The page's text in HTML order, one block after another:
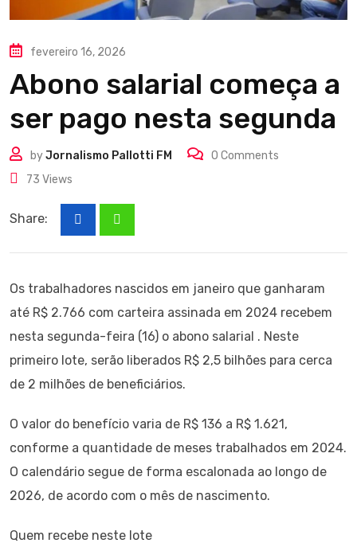
fevereiro 16, 2026
Abono salarial começa a
ser pago nesta segunda
byJornalismo Pallotti FM 0 Comments
73 Views
Share:
Os trabalhadores nascidos em janeiro que ganharam
até R$ 2.766 com carteira assinada em 2024 recebem
nesta segunda-feira (16) o abono salarial . Neste
primeiro lote, serão liberados R$ 2,5 bilhões para cerca
de 2 milhões de beneficiários.
O valor do benefício varia de R$ 136 a R$ 1.621,
conforme a quantidade de meses trabalhados em 2024.
O calendário segue de forma escalonada ao longo de
2026, de acordo com o mês de nascimento.
Quem recebe neste lote